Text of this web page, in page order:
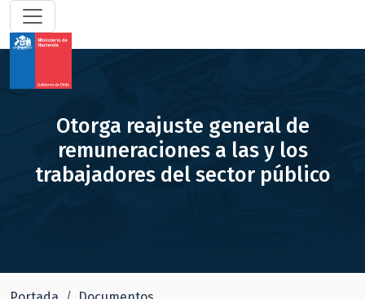
Otorga reajuste general de
remuneraciones a las y los
trabajadores del sector público